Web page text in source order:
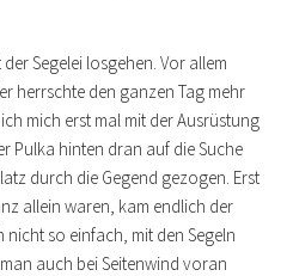
Segelei losgehen. Vor allem
herrschte den ganzen Tag mehr
mich erst mal mit der Ausrüstung
Pulka hinten dran auf die Suche
durch die Gegend gezogen. Erst
allein waren, kam endlich der
nicht so einfach, mit den Segeln
auch bei Seitenwind voran